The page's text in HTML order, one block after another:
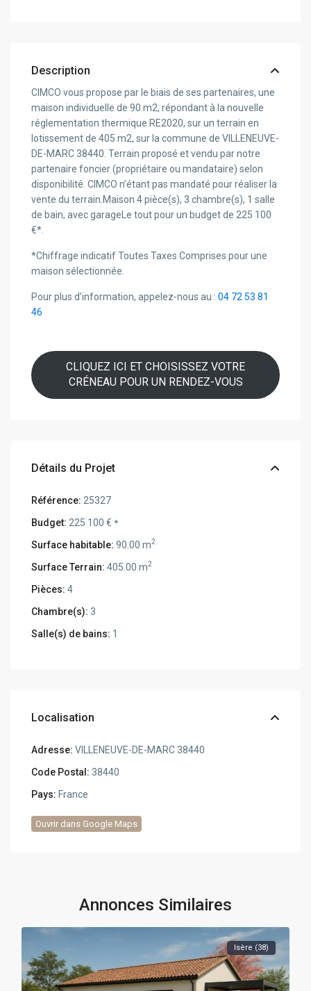
Description
CIMCO vous propose par le biais de ses partenaires, une
maison individuelle de 90 m2, répondant à la nouvelle
réglementation thermique RE2020, sur un terrain en
lotissement de 405 m2, sur la commune de VILLENEUVE-
DE-MARC 38440. Terrain proposé et vendu par notre
partenaire foncier (propriétaire ou mandataire) selon
disponibilité. CIMCO n’étant pas mandaté pour réaliser la
vente du terrain.Maison 4 pièce(s), 3 chambre(s), 1 salle
de bain, avec garageLe tout pour un budget de 225 100
€*.
*Chiffrage indicatif Toutes Taxes Comprises pour une
maison sélectionnée.
Pour plus d’information, appelez-nous au :04 72 53 81
46
CLIQUEZ ICI ET CHOISISSEZ VOTRE
CRÉNEAU POUR UN RENDEZ-VOUS
Détails du Projet
Référence: 25327
Budget: 225 100 €*
Surface habitable: 90.00 m2
Surface Terrain: 405.00 m2
Pièces: 4
Chambre(s): 3
Salle(s) de bains: 1
Localisation
Adresse: VILLENEUVE-DE-MARC 38440
Code Postal: 38440
Pays: France
Ouvrir dans Google Maps
Annonces Similaires
Isère (38)